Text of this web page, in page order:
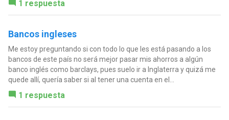
1 respuesta
Bancos ingleses
Me estoy preguntando si con todo lo que les está pasando a los
bancos de este país no será mejor pasar mis ahorros a algún
banco inglés como barclays, pues suelo ir a Inglaterra y quizá me
quede allí, quería saber si al tener una cuenta en el...
1 respuesta